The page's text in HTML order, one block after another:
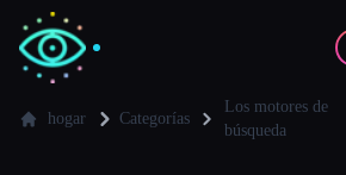
hogar Categorías
Los motores de
búsqueda